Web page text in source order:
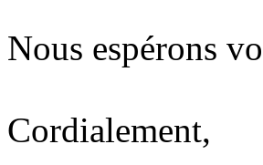
Nous espérons
Cordialement,